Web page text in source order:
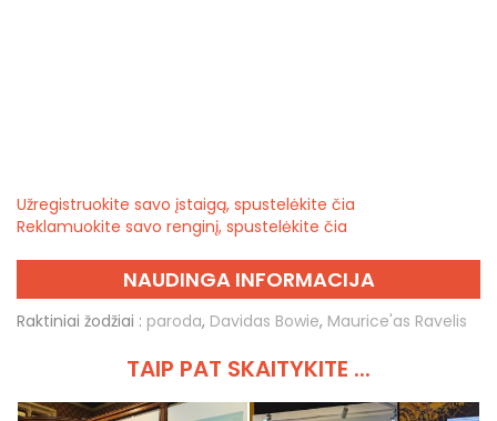
Užregistruokite savo įstaigą, spustelėkite čia
Reklamuokite savo renginį, spustelėkite čia
NAUDINGA INFORMACIJA
Raktiniai žodžiai : paroda, Davidas Bowie, Maurice'as Ravelis
TAIP PAT SKAITYKITE ...